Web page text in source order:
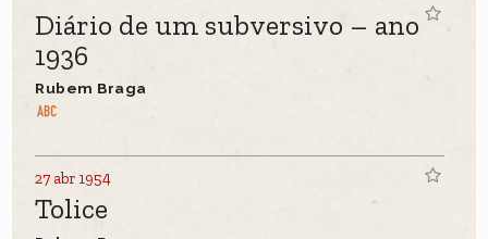
Diário de um subversivo – ano
1936
Rubem Braga
27 abr 1954
Tolice